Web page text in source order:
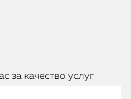
за качество услуг